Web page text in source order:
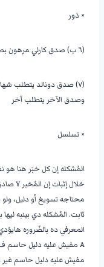
× دَور
(٦ ب) صدق كارلي مرهون بصدق دونالد
(٧) صدق دونالد يتطلب
وصدق الآخر يتطلب آخر
× تسلسل